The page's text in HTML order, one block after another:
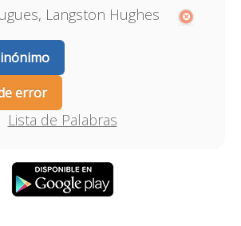
Langston Hughes
error
Lista de Palabras